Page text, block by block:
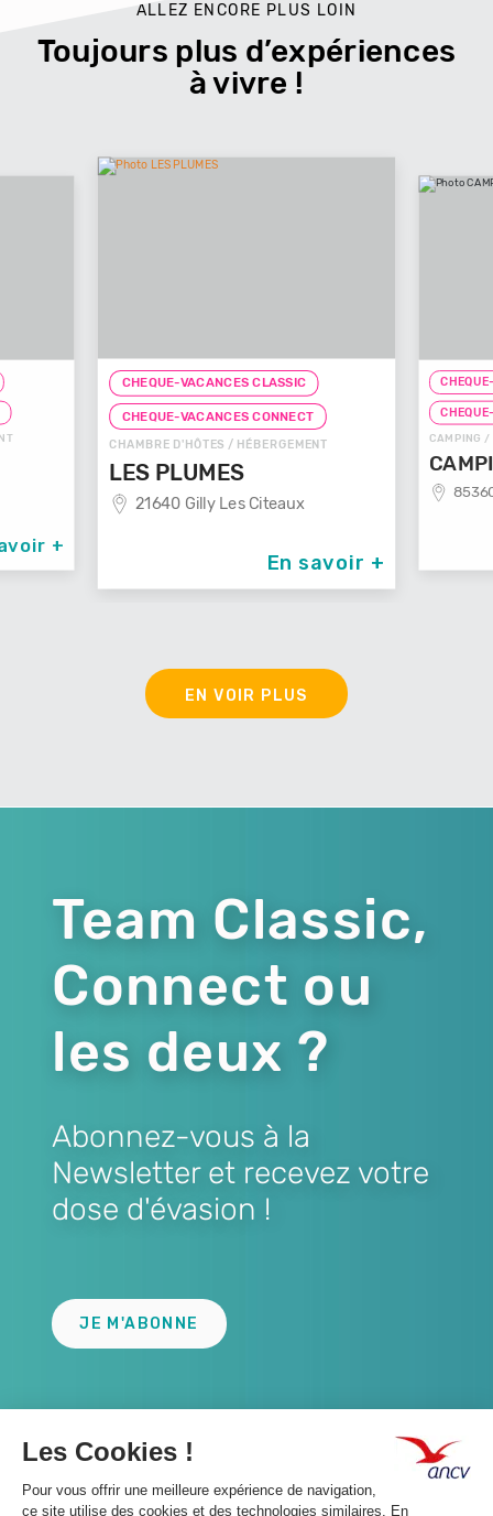
ALLEZ ENCORE PLUS LOIN
Toujours plus d’expériences
à vivre !
En savoir +
CHEQUE-VACANCES CLASSIC
CHEQUE-VACANCES CONNECT
CAMPING / HÉBERGEMENT
CAMPING BELLEVUE
85360 La Tranche Sur Mer
En savoir +
EN VOIR PLUS
Team Classic,
Connect ou
les deux ?
Abonnez-vous à la
Newsletter et recevez votre
dose d'évasion !
JE M'ABONNE